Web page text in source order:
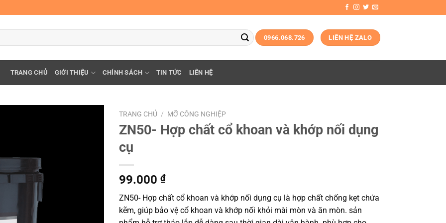
0966.068.726 LIÊN HỆ ZALO
TRANG CHỦ GIỚI THIỆU CHÍNH SÁCH TIN TỨC LIÊN HỆ
TRANG CHỦ / MỠ CÔNG NGHIỆP
ZN50- Hợp chất cổ khoan và khớp nối dụng
cụ
99.000 ₫
ZN50- Hợp chất cổ khoan và khớp nối dụng cụ là hợp chất chống kẹt chứa
kẽm, giúp bảo vệ cổ khoan và khớp nối khỏi mài mòn và ăn mòn. sản